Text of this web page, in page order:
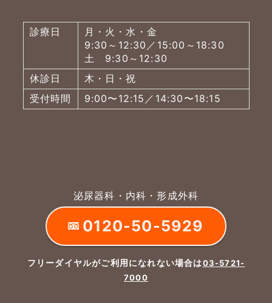
診療日
月・火・水・金
9:30～12:30／15:00～18:30
土 9:30～12:30
休診日
木・日・祝
受付時間
9:00〜12:15／14:30〜18:15
泌尿器科・内科・形成外科
0120-50-5929
フリーダイヤルがご利用になれない場合は03-5721-
7000